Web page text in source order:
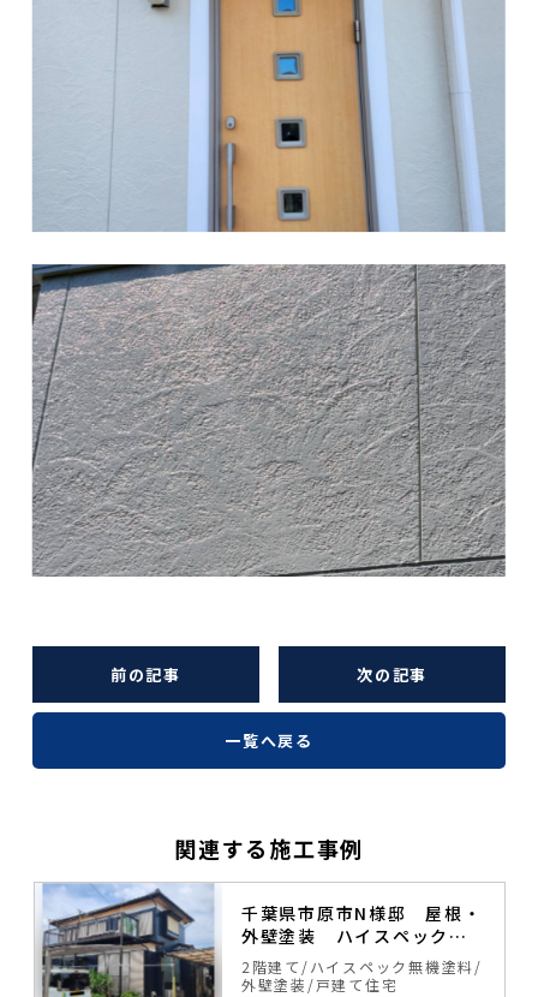
前の記事 次の記事
一覧へ戻る
関連する施工事例
千葉県市原市N様邸 屋根・
外壁塗装 ハイスペック無
機塗料
2階建て
ハイスペック無機塗料
外壁塗装 戸建て住宅